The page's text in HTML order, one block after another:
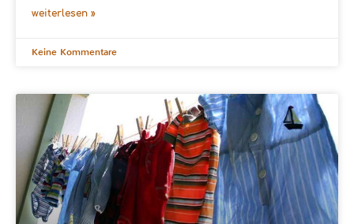
weiterlesen »
Keine Kommentare